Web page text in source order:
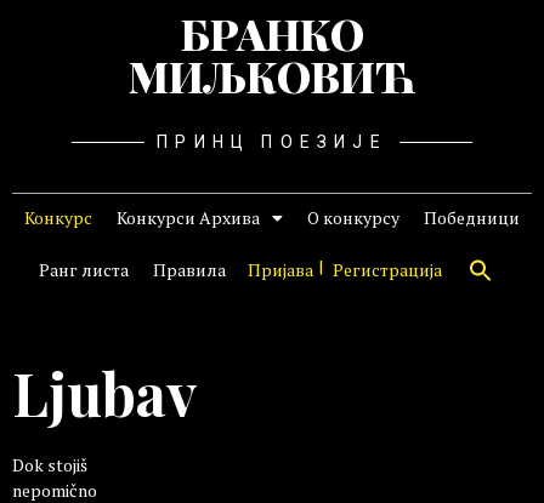
БРАНКО
МИЉКОВИЋ
ПРИНЦ ПОЕЗИЈЕ
Конкурс Конкурси Архива О конкурсу Победници
Ранг листа Правила Пријава Регистрација
Ljubav
Dok stojiš
nepomično